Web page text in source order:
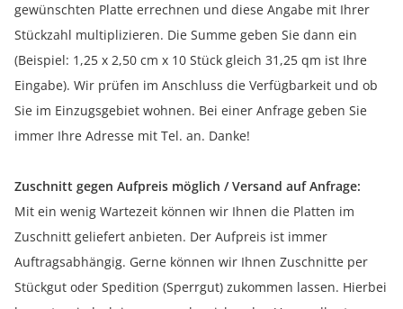
gewünschten Platte errechnen und diese Angabe mit Ihrer
Stückzahl multiplizieren. Die Summe geben Sie dann ein
(Beispiel: 1,25 x 2,50 cm x 10 Stück gleich 31,25 qm ist Ihre
Eingabe). Wir prüfen im Anschluss die Verfügbarkeit und ob
Sie im Einzugsgebiet wohnen. Bei einer Anfrage geben Sie
immer Ihre Adresse mit Tel. an. Danke!
Zuschnitt gegen Aufpreis möglich / Versand auf Anfrage:
Mit ein wenig Wartezeit können wir Ihnen die Platten im
Zuschnitt geliefert anbieten. Der Aufpreis ist immer
Auftragsabhängig. Gerne können wir Ihnen Zuschnitte per
Stückgut oder Spedition (Sperrgut) zukommen lassen. Hierbei